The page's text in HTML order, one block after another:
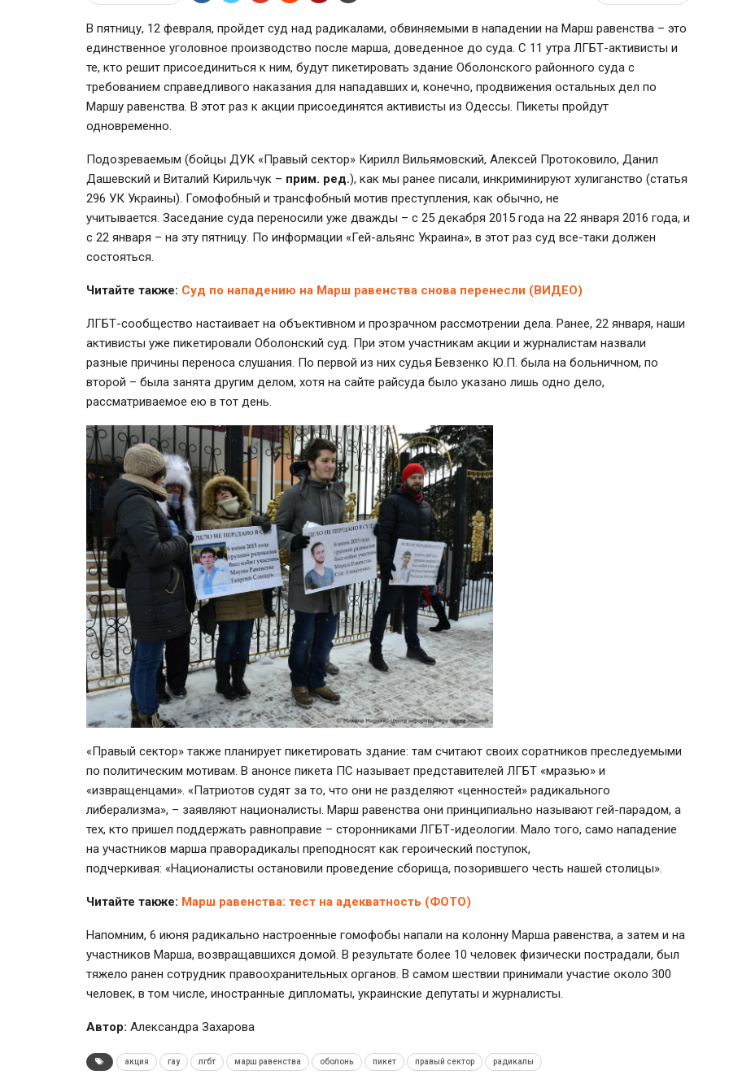
В пятницу, 12 февраля, пройдет суд над радикалами, обвиняемыми в нападении на Марш равенства – это
единственное уголовное производство после марша, доведенное до суда. С 11 утра ЛГБТ-активисты и
те, кто решит присоединиться к ним, будут пикетировать здание Оболонского районного суда с
требованием справедливого наказания для нападавших и, конечно, продвижения остальных дел по
Маршу равенства. В этот раз к акции присоединятся активисты из Одессы. Пикеты пройдут
одновременно.
Подозреваемым (бойцы ДУК «Правый сектор» Кирилл Вильямовский, Алексей Протоковило, Данил
Дашевский и Виталий Кирильчук – прим. ред.), как мы ранее писали, инкриминируют хулиганство (статья
296 УК Украины). Гомофобный и трансфобный мотив преступления, как обычно, не
учитывается. Заседание суда переносили уже дважды – с 25 декабря 2015 года на 22 января 2016 года, и
с 22 января – на эту пятницу. По информации «Гей-альянс Украина», в этот раз суд все-таки должен
состояться.
Читайте также: Суд по нападению на Марш равенства снова перенесли (ВИДЕО)
ЛГБТ-сообщество настаивает на объективном и прозрачном рассмотрении дела. Ранее, 22 января, наши
активисты уже пикетировали Оболонский суд. При этом участникам акции и журналистам назвали
разные причины переноса слушания. По первой из них судья Бевзенко Ю.П. была на больничном, по
второй – была занята другим делом, хотя на сайте райсуда было указано лишь одно дело,
рассматриваемое ею в тот день.
«Правый сектор» также планирует пикетировать здание: там считают своих соратников преследуемыми
по политическим мотивам. В анонсе пикета ПС называет представителей ЛГБТ «мразью» и
«извращенцами». «Патриотов судят за то, что они не разделяют «ценностей» радикального
либерализма», – заявляют националисты. Марш равенства они принципиально называют гей-парадом, а
тех, кто пришел поддержать равноправие – сторонниками ЛГБТ-идеологии. Мало того, само нападение
на участников марша праворадикалы преподносят как героический поступок,
подчеркивая: «Националисты остановили проведение сборища, позорившего честь нашей столицы».
Читайте также: Марш равенства: тест на адекватность (ФОТО)
Напомним, 6 июня радикально настроенные гомофобы напали на колонну Марша равенства, а затем и на
участников Марша, возвращавшихся домой. В результате более 10 человек физически пострадали, был
тяжело ранен сотрудник правоохранительных органов. В самом шествии принимали участие около 300
человек, в том числе, иностранные дипломаты, украинские депутаты и журналисты.
Автор: Александра Захарова
акция гау лгбт марш равенства оболонь пикет правый сектор радикалы